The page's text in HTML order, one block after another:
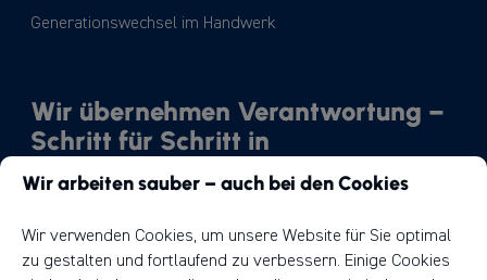
Generationswechsel im Handwerk
Wir übernehmen Verantwortung –
Schritt für Schritt in
Richtung Nachhaltigkeit.
Unser Weg
Wir arbeiten sauber – auch bei den Cookies
Wir verwenden Cookies, um unsere Website für Sie optimal
zu gestalten und fortlaufend zu verbessern. Einige Cookies